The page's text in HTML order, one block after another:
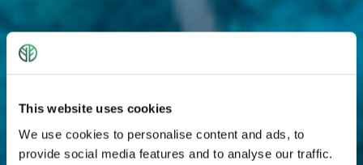
This website uses cookies
We use cookies to personalise content and ads, to
provide social media features and to analyse our traffic.